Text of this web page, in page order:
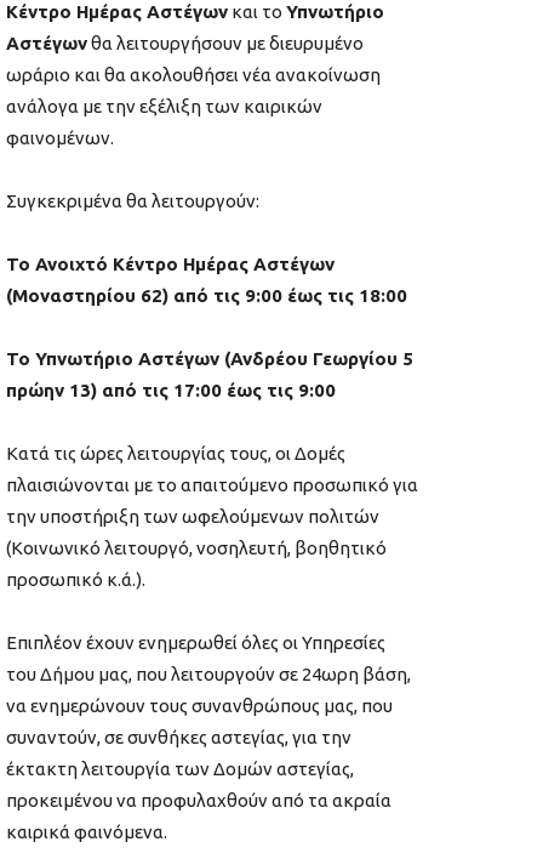
Κέντρο Ημέρας Αστέγων και το Υπνωτήριο
Αστέγωνθα λειτουργήσουν με διευρυμένο
ωράριο και θα ακολουθήσει νέα ανακοίνωση
ανάλογα με την εξέλιξη των καιρικών
φαινομένων.
Συγκεκριμένα θα λειτουργούν:
Το Ανοιχτό Κέντρο Ημέρας Αστέγων
(Μοναστηρίου 62) από τις 9:00 έως τις 18:00
Το Υπνωτήριο Αστέγων (Ανδρέου Γεωργίου 5
πρώην 13) από τις 17:00 έως τις 9:00
Κατά τις ώρες λειτουργίας τους, οι Δομές
πλαισιώνονται με το απαιτούμενο προσωπικό για
την υποστήριξη των ωφελούμενων πολιτών
(Κοινωνικό λειτουργό, νοσηλευτή, βοηθητικό
προσωπικό κ.ά.).
Επιπλέον έχουν ενημερωθεί όλες οι Υπηρεσίες
του Δήμου μας, που λειτουργούν σε 24ωρη βάση,
να ενημερώνουν τους συνανθρώπους μας, που
συναντούν, σε συνθήκες αστεγίας, για την
έκτακτη λειτουργία των Δομών αστεγίας,
προκειμένου να προφυλαχθούν από τα ακραία
καιρικά φαινόμενα.